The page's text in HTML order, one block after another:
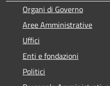
Organi di Governo
Aree Amministrative
Uffici
Enti e fondazioni
Politici